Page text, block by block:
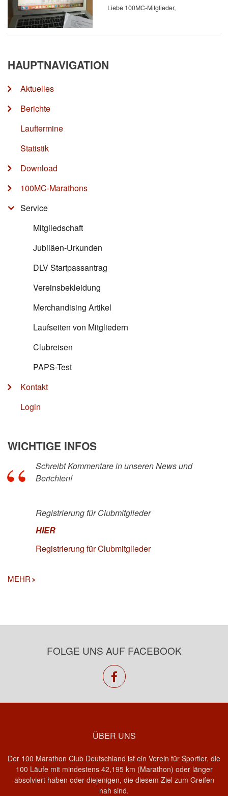
Liebe 100MC-Mitglieder,
HAUPTNAVIGATION
Aktuelles
Berichte
Lauftermine
Statistik
Download
100MC-Marathons
Service
Mitgliedschaft
Jubiläen-Urkunden
DLV Startpassantrag
Vereinsbekleidung
Merchandising Artikel
Laufseiten von Mitgliedern
Clubreisen
PAPS-Test
Kontakt
Login
WICHTIGE INFOS
Schreibt Kommentare in unseren News und
Berichten!
Registrierung für Clubmitglieder
HIER
Registrierung für Clubmitglieder
MEHR
FOLGE UNS AUF FACEBOOK
facebook
ÜBER UNS
Der 100 Marathon Club Deutschland ist ein Verein für Sportler, die
100 Läufe mit mindestens 42,195 km (Marathon) oder länger
absolviert haben oder diejenigen, die diesem Ziel zum Greifen
nah sind.